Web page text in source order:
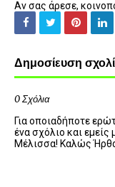
Αν σας άρεσε,
Δημοσίευση
0 Σχόλια
Για οποιαδήποτε
ένα σχόλιο και
Μέλισσα! Καλώς